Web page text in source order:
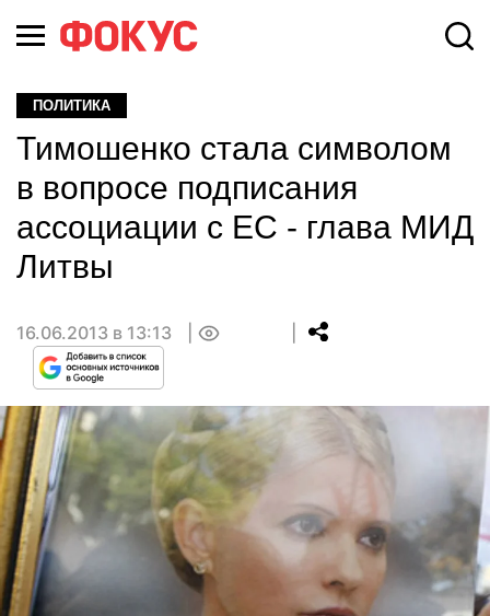
ПОЛИТИКА
Тимошенко стала символом
в вопросе подписания
ассоциации с ЕС - глава МИД
Литвы
16.06.2013 в 13:13